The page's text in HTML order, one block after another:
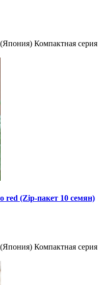
Компактная серия
red (Zip-пакет 10 семян)
Компактная серия